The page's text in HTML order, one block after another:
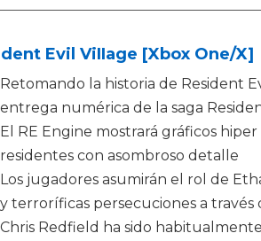
Evil ViIIage [Xbox One/X]
Retomando la historia de Resident
entrega numérica de la saga
El RE Engine mostrará gráficos
residentes con asombroso detalle
Los jugadores asumirán el rol de
y terroríficas persecuciones a
Chris Redfield ha sido